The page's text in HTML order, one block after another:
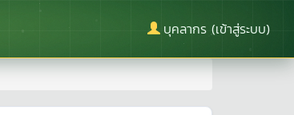
บุคลากร (เข้าสู่ระบบ)